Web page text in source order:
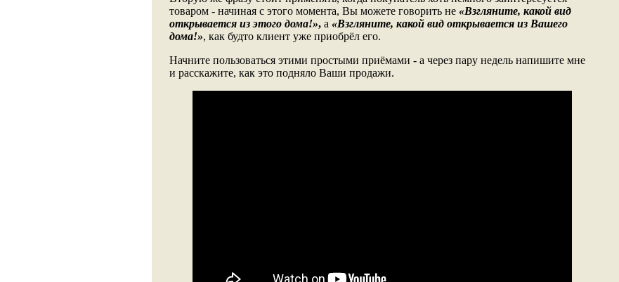
товаром - начиная с этого момента, Вы можете говорить не «Взгляните, какой вид
открывается из этого дома!», а «Взгляните, какой вид открывается из Вашего
дома!», как будто клиент уже приобрёл его.
Начните пользоваться этими простыми приёмами - а через пару недель напишите мне
и расскажите, как это подняло Ваши продажи.